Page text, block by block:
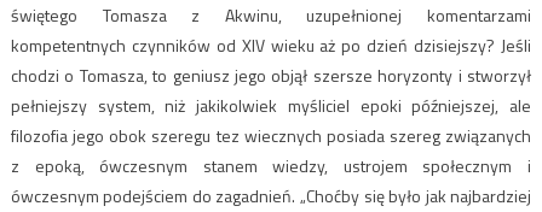
świętego Tomasza z Akwinu, uzupełnionej komentarzami
kompetentnych czynników od XIV wieku aż po dzień dzisiejszy? Jeśli
chodzi o Tomasza, to geniusz jego objął szersze horyzonty i stworzył
pełniejszy system, niż jakikolwiek myśliciel epoki późniejszej, ale
filozofia jego obok szeregu tez wiecznych posiada szereg związanych
z epoką, ówczesnym stanem wiedzy, ustrojem społecznym i
ówczesnym podejściem do zagadnień. „Choćby się było jak najbardziej